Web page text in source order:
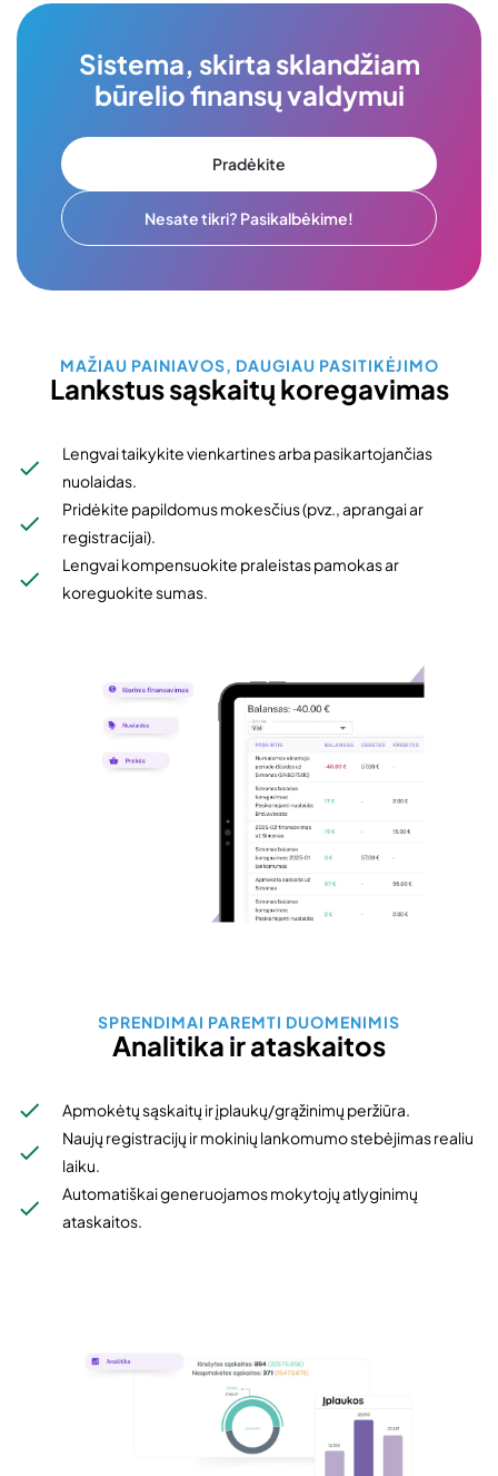
Sistema, skirta sklandžiam
būrelio finansų valdymui
Pradėkite
Nesate tikri? Pasikalbėkime!
MAŽIAU PAINIAVOS, DAUGIAU PASITIKĖJIMO
Lankstus sąskaitų koregavimas
Lengvai taikykite vienkartines arba pasikartojančias
nuolaidas.
Pridėkite papildomus mokesčius (pvz., aprangai ar
registracijai).
Lengvai kompensuokite praleistas pamokas ar
koreguokite sumas.
SPRENDIMAI PAREMTI DUOMENIMIS
Analitika ir ataskaitos
Apmokėtų sąskaitų ir įplaukų/grąžinimų peržiūra.
Naujų registracijų ir mokinių lankomumo stebėjimas realiu
laiku.
Automatiškai generuojamos mokytojų atlyginimų
ataskaitos.